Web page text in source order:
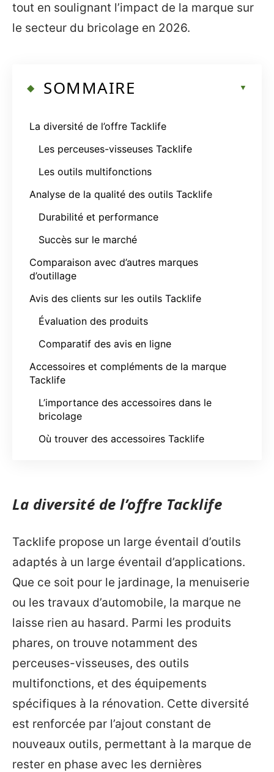
tout en soulignant l’impact de la marque sur
le secteur du bricolage en 2026.
SOMMAIRE
La diversité de l’offre Tacklife
Les perceuses-visseuses Tacklife
Les outils multifonctions
Analyse de la qualité des outils Tacklife
Durabilité et performance
Succès sur le marché
Comparaison avec d’autres marques
d’outillage
Avis des clients sur les outils Tacklife
Évaluation des produits
Comparatif des avis en ligne
Accessoires et compléments de la marque
Tacklife
L’importance des accessoires dans le
bricolage
Où trouver des accessoires Tacklife
La diversité de l’offre Tacklife
Tacklife propose un large éventail d’outils
adaptés à un large éventail d’applications.
Que ce soit pour le jardinage, la menuiserie
ou les travaux d’automobile, la marque ne
laisse rien au hasard. Parmi les produits
phares, on trouve notamment des
perceuses-visseuses, des outils
multifonctions, et des équipements
spécifiques à la rénovation. Cette diversité
est renforcée par l’ajout constant de
nouveaux outils, permettant à la marque de
rester en phase avec les dernières